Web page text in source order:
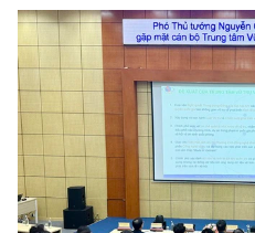
Liên hệ
Địa chỉ: Ban Biên tập Cổng
Điện thoại: 024 3936 9506
Email:
stc@mst.gov.vn
©2026 Bản quyền thuộc Bộ Khoa
(Ghi rõ nguồn "https://
website này)